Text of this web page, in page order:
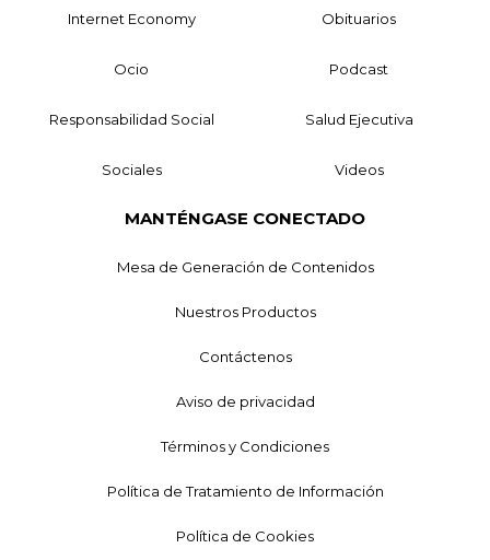
Internet Economy Obituarios
Ocio Podcast
Responsabilidad Social Salud Ejecutiva
Sociales Videos
MANTÉNGASE CONECTADO
Mesa de Generación de Contenidos
Nuestros Productos
Contáctenos
Aviso de privacidad
Términos y Condiciones
Política de Tratamiento de Información
Política de Cookies